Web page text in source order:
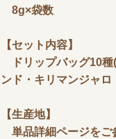
8g×袋数
【セット内容】
ドリップバッグ10種
ンド・キリマンジャ
【生産地】
単品詳細ページをご